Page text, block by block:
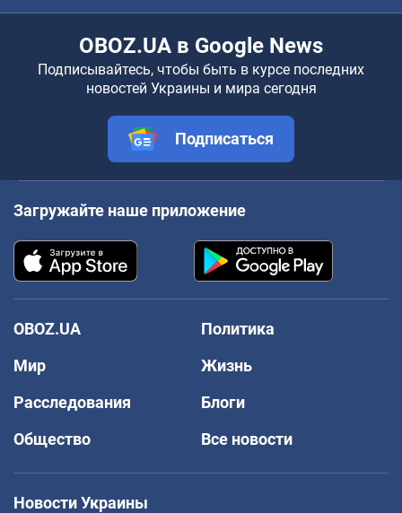
OBOZ.UA в Google News
Подписывайтесь, чтобы быть в курсе последних
новостей Украины и мира сегодня
Подписаться
Загружайте наше приложение
OBOZ.UA
Политика
Мир
Жизнь
Расследования
Блоги
Общество
Все новости
Новости Украины